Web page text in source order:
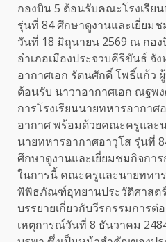
กองบิน 5 ต้อนรับคณะโรงเรีย
รุ่นที่ 84 ศึกษาดูงานและเยี่ยม
วันที่ 18 มิถุนายน 2569 ณ กอง
อำเภอเมืองประจวบคีรีขันธ์ จั
อากาศเอก รัตนศักดิ์ โพธิ์แก้ว
ต้อนรับ นาวาอากาศเอก ณฐพ
การโรงเรียนนายทหารอากา
อากาศ พร้อมด้วยคณะครูและ
นายทหารอากาศอาวุโส รุ่นที่
ศึกษาดูงานและเยี่ยมชมกิจกา
ในการนี้ คณะครูและนายทหาร
พิพิธภัณฑ์อุทยานประวัติศาสต
บรรยายเกี่ยวกับวีรกรรมการ
เหตุการณ์วันที่ 8 ธันวาคม